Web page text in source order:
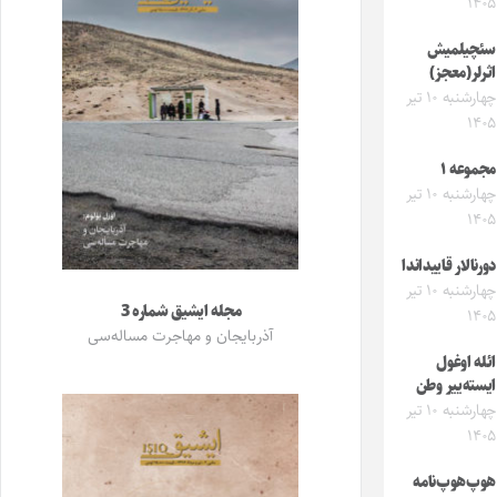
سئچیلمیش
اثرلر(معجز)
چهارشنبه ۱۰ تیر
۱۴۰۵
مجموعه ۱
چهارشنبه ۱۰ تیر
۱۴۰۵
دورنالار قاییداندا
چهارشنبه ۱۰ تیر
۱۴۰۵
ائله اوغول
ایسته‌ییر وطن
چهارشنبه ۱۰ تیر
۱۴۰۵
هوپ‌هوپ‌نامه
مجله ایشیق شماره 3
آذربایجان و مهاجرت مساله‌سی